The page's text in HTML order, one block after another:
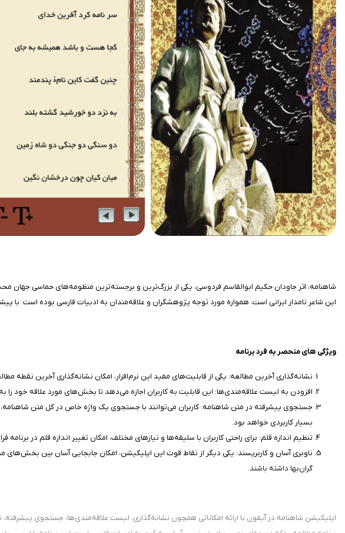
این شاعر نامدار ایرانی است، همواره مورد توجه پژوهشگران و علاقه‌مندان به ادبیات فارسی بوده است.
ویژگی‌ های منحصر به فرد برنامه
نشانه‌گذاری آخرین مطالعه: یکی از قابلیت‌های مفید این نرم‌افزار، امکان نشانه‌گذاری آخرین نقطه
افزودن به لیست علاقه‌مندی‌ها: این قابلیت به کاربران اجازه می‌دهد تا بخش‌های مورد علاقه خود
جستجوی پیشرفته در متن شاهنامه: کاربران می‌توانند با جستجوی یک واژه خاص در کل متن
بسیار کاربردی خواهد بود.
تنظیم اندازه قلم: برای راحتی کاربران با سلیقه‌ها و نیازهای مختلف، امکان تغییر اندازه قلم در
ناوبری آسان و کاربرپسند: یکی دیگر از نقاط قوت این اپلیکیشن، امکان جابجایی آسان بین
گران‌بها داشته باشند.
اپلیکیشن شاهنامه در آیفون با ارائه امکاناتی همچون نشانه‌گذاری، لیست علاقه‌مندی‌ها، جستجوی